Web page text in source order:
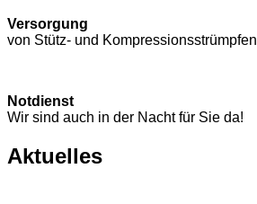
Versorgung
von Stütz- und Kompressions­strümpfen
Notdienst
Wir sind auch in der Nacht für Sie da!
Aktuelles